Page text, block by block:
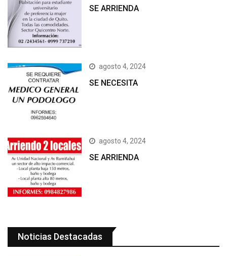
SE ARRIENDA
agosto 4, 2024
SE NECESITA
agosto 4, 2024
SE ARRIENDA
Noticias Destacadas